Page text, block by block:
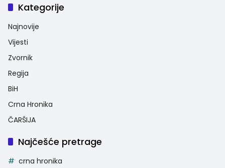
Kategorije
Najnovije
Vijesti
Zvornik
Regija
BiH
Crna Hronika
ČARŠIJA
Najčešće pretrage
crna hronika